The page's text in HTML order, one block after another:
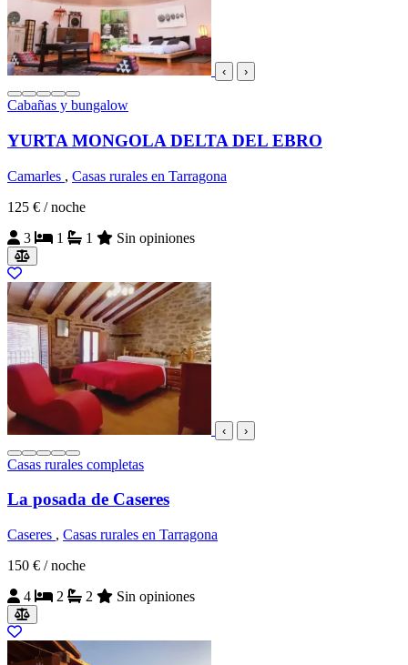
‹ ›
Cabañas y bungalow
YURTA MONGOLA DELTA DEL EBRO
Camarles , Casas rurales en Tarragona
125 € / noche
3
1 1 Sin opiniones
‹ ›
Casas rurales completas
La posada de Caseres
Caseres , Casas rurales en Tarragona
150 € / noche
4
2 2 Sin opiniones